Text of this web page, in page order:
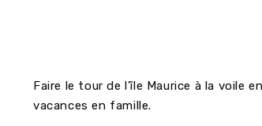
Faire le tour de l’île Maurice à la voile
vacances en famille.